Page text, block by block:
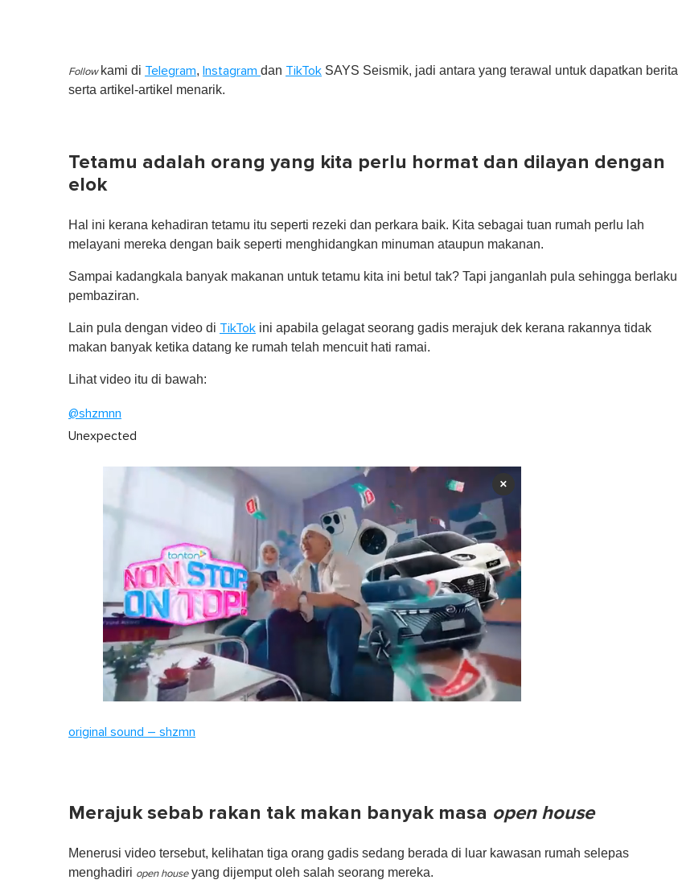
Follow kami di Telegram, Instagram dan TikTok SAYS Seismik, jadi antara yang terawal untuk dapatkan berita
serta artikel-artikel menarik.
Tetamu adalah orang yang kita perlu hormat dan dilayan dengan
elok
Hal ini kerana kehadiran tetamu itu seperti rezeki dan perkara baik. Kita sebagai tuan rumah perlu lah
melayani mereka dengan baik seperti menghidangkan minuman ataupun makanan.
Sampai kadangkala banyak makanan untuk tetamu kita ini betul tak? Tapi janganlah pula sehingga berlaku
pembaziran.
Lain pula dengan video di TikTok ini apabila gelagat seorang gadis merajuk dek kerana rakannya tidak
makan banyak ketika datang ke rumah telah mencuit hati ramai.
Lihat video itu di bawah:
@shzmnn
Unexpected
×
of
original sound – shzmn
Merajuk sebab rakan tak makan banyak masa open house
Menerusi video tersebut, kelihatan tiga orang gadis sedang berada di luar kawasan rumah selepas
menghadiri open houseyang dijemput oleh salah seorang mereka.